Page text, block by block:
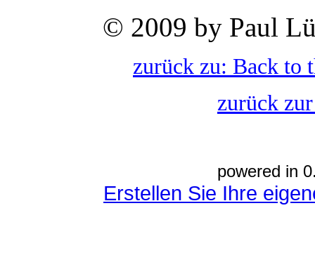
© 2009 by Paul
zurück zu: Back to
zurück
powered in
Erstellen Sie Ihre